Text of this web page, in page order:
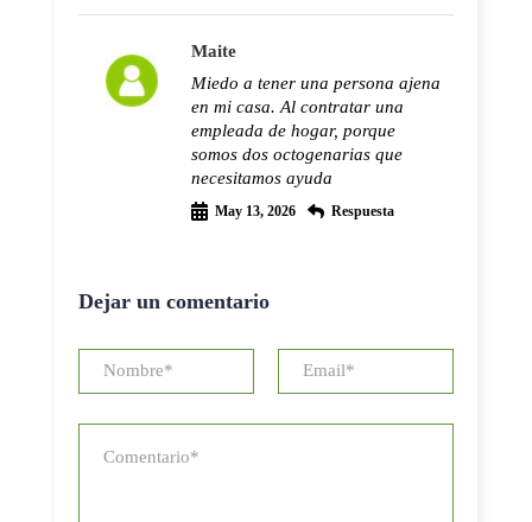
Maite
Miedo a tener una persona ajena
en mi casa. Al contratar una
empleada de hogar, porque
somos dos octogenarias que
necesitamos ayuda
May 13, 2026 Respuesta
Dejar un comentario